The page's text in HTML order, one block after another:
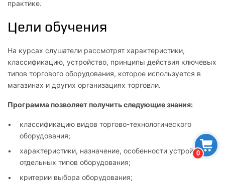
0
практике.
Цели обучения
На курсах слушатели рассмотрят характеристики,
классификацию, устройство, принципы действия ключевых
типов торгового оборудования, которое используется в
магазинах и других организациях торговли.
Программа позволяет получить следующие знания:
классификацию видов торгово-технологического
оборудования;
характеристики, назначение, особенности устройства
отдельных типов оборудования;
критерии выбора оборудования;